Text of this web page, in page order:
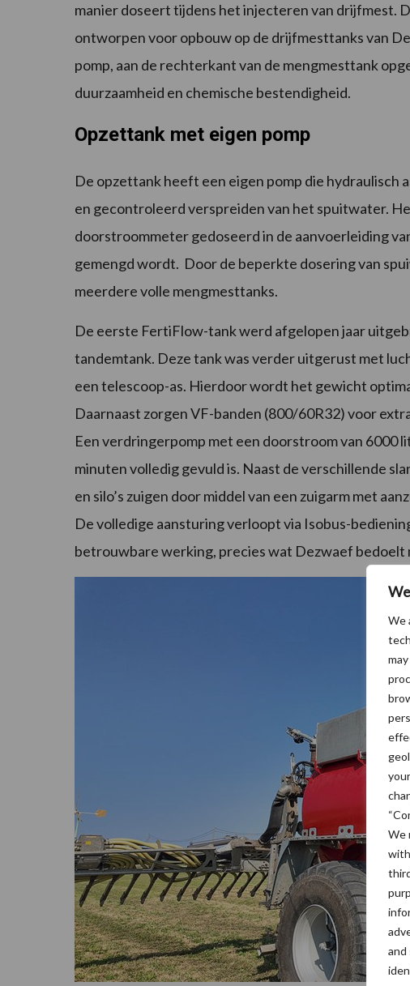
We
We
and
manier doseert tijdens het injecteren van drijfmest.
ontworpen voor opbouw op de drijfmesttanks van
pomp, aan de rechterkant van de mengmesttank
duurzaamheid en chemische bestendigheid.
Opzettank met eigen pomp
De opzettank heeft een eigen pomp die
en gecontroleerd verspreiden van het spuitwater.
doorstroommeter gedoseerd in de aanvoerleiding
gemengd wordt. Door de beperkte dosering van
meerdere volle mengmesttanks.
De eerste FertiFlow-tank werd afgelopen jaar
tandemtank. Deze tank was verder uitgerust met
een telescoop-as. Hierdoor wordt het gewicht
Daarnaast zorgen VF-banden (800/60R32) voor
Een verdringerpomp met een doorstroom van 6000
minuten volledig gevuld is. Naast de verschillende
en silo’s zuigen door middel van een zuigarm met
De volledige aansturing verloopt via Isobus-
betrouwbare werking, precies wat Dezwaef bedoelt